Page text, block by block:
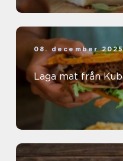
08. december
Laga mat från